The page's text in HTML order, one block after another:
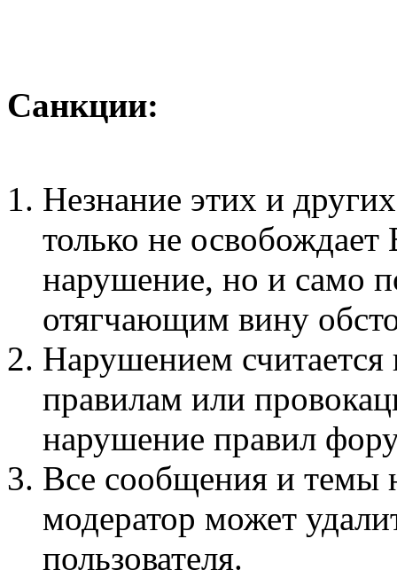
Санкции:
Незнание этих и
только не освобождает
нарушение, но и само
отягчающим вину
Нарушением считается
правилам или
нарушение правил
Все сообщения и темы
модератор может
пользователя.